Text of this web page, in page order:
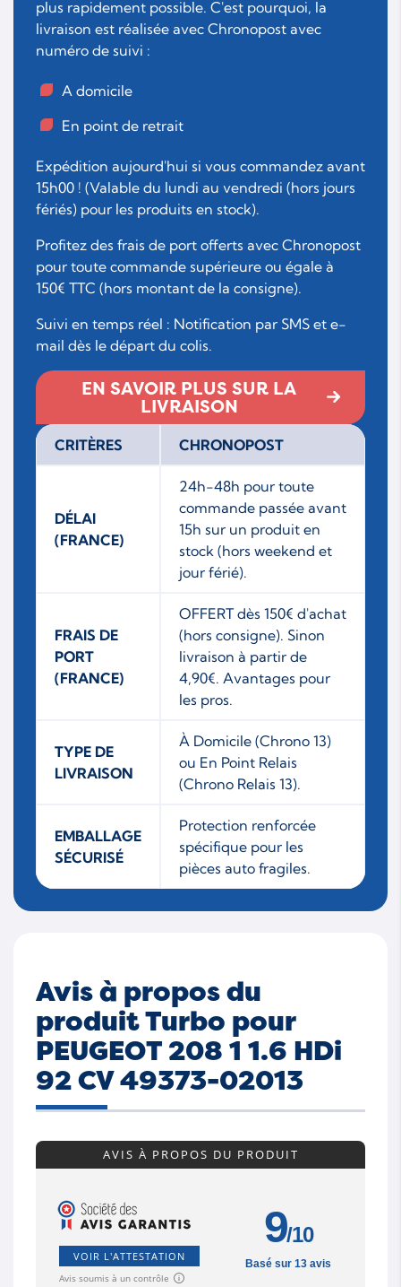
plus rapidement possible. C'est pourquoi, la
livraison est réalisée avec Chronopost avec
numéro de suivi :
A domicile
En point de retrait
Expédition aujourd'hui si vous commandez avant
15h00 ! (Valable du lundi au vendredi (hors jours
fériés) pour les produits en stock).
Profitez des frais de port offerts avec Chronopost
pour toute commande supérieure ou égale à
150€ TTC (hors montant de la consigne).
Suivi en temps réel : Notification par SMS et e-
mail dès le départ du colis.
EN SAVOIR PLUS SUR LA
LIVRAISON
CRITÈRES CHRONOPOST
DÉLAI
(FRANCE)
24h-48h pour toute
commande passée avant
15h sur un produit en
stock (hors weekend et
jour férié).
FRAIS DE
PORT
(FRANCE)
OFFERT dès 150€ d'achat
(hors consigne). Sinon
livraison à partir de
4,90€. Avantages pour
les pros.
TYPE DE
LIVRAISON
À Domicile (Chrono 13)
ou En Point Relais
(Chrono Relais 13).
EMBALLAGE
SÉCURISÉ
Protection renforcée
spécifique pour les
pièces auto fragiles.
Avis à propos du
produit Turbo pour
PEUGEOT 208 1 1.6 HDi
92 CV 49373-02013
AVIS À PROPOS DU PRODUIT
VOIR L'ATTESTATION
Avis soumis à un contrôle
9/10
Basé sur 13 avis